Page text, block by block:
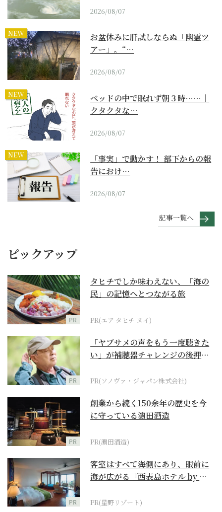
2026/08/07
NEW
お盆休みに肝試しならぬ「幽霊ツ
アー」。“…
2026/08/07
NEW
ベッドの中で眠れず朝３時……｜
クタクタな…
2026/08/07
NEW
「事実」で動かす！ 部下からの報
告におけ…
2026/08/07
記事一覧へ
ピックアップ
PR
タヒチでしか味わえない、「海の
民」の記憶へとつながる旅
PR(エア タヒチ ヌイ)
PR
「ヤブサメの声をもう一度聴きた
い」が補聴器チャレンジの後押し
PR(ソノヴァ・ジャパン株式会社)
PR
創業から続く150余年の歴史を今
に守っている濵田酒造
PR(濵田酒造)
PR
客室はすべて海側にあり、眼前に
海が広がる『西表島ホテル by 星
PR(星野リゾート)